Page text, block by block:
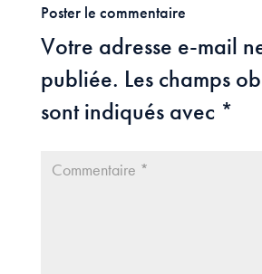
Poster le commentaire
Votre adresse e-mail
publiée. Les champs
sont indiqués avec *